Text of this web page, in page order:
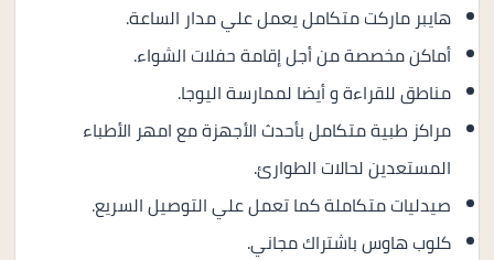
هايبر ماركت متكامل يعمل علي مدار الساعة.
أماكن مخصصة من أجل إقامة حفلات الشواء.
مناطق للقراءة و أيضا لممارسة اليوجا.
مراكز طبية متكامل بأحدث الأجهزة مع امهر الأطباء
المستعدين لحالات الطوارئ.
صيدليات متكاملة كما تعمل علي التوصيل السريع.
كلوب هاوس باشتراك مجاني.